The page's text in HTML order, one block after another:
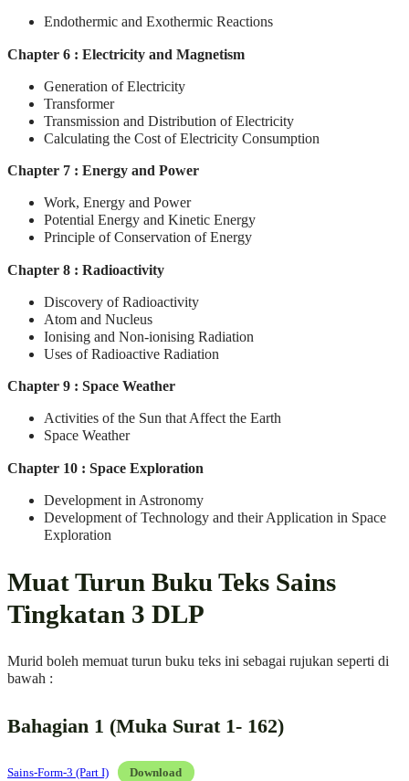
Endothermic and Exothermic Reactions
Chapter 6 : Electricity and Magnetism
Generation of Electricity
Transformer
Transmission and Distribution of Electricity
Calculating the Cost of Electricity Consumption
Chapter 7 : Energy and Power
Work, Energy and Power
Potential Energy and Kinetic Energy
Principle of Conservation of Energy
Chapter 8 : Radioactivity
Discovery of Radioactivity
Atom and Nucleus
Ionising and Non-ionising Radiation
Uses of Radioactive Radiation
Chapter 9 : Space Weather
Activities of the Sun that Affect the Earth
Space Weather
Chapter 10 : Space Exploration
Development in Astronomy
Development of Technology and their Application in Space
Exploration
Muat Turun Buku Teks Sains
Tingkatan 3 DLP
Murid boleh memuat turun buku teks ini sebagai rujukan seperti di
bawah :
Bahagian 1 (Muka Surat 1- 162)
Sains-Form-3 (Part I) Download